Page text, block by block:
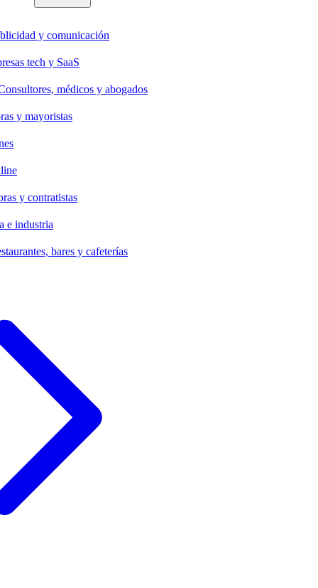
y comunicación
tech y SaaS
médicos y abogados
y mayoristas
y contratistas
e industria
bares y cafeterías